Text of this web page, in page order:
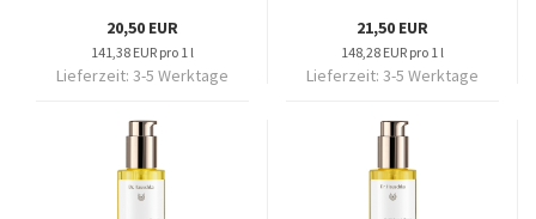
20,50 EUR
141,38 EUR pro 1 l
Lieferzeit: 3-5 Werktage
21,50 EUR
148,28 EUR pro 1 l
Lieferzeit: 3-5 Werktage